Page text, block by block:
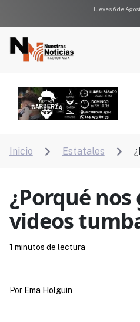
Jueves 6 de
Inicio  Estatales 
¿Porqué
videos
Por Ema Holguin
1 minutos de lectura